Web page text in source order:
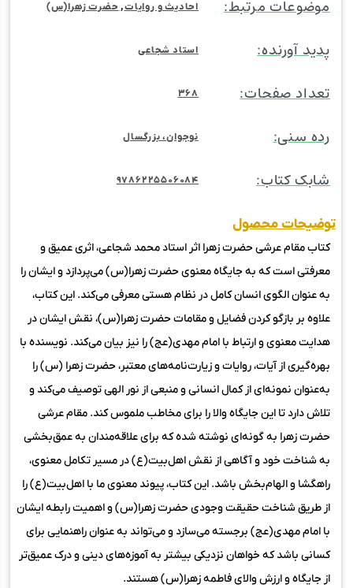
موضوعات مرتبط: احادیث و روایات, حضرت زهرا(س)
پدید آورنده: استاد شجاعی
تعداد صفحات: 368
رده سنی: نوجوان، بزرگسال
شابک کتاب: 9786225506084
توضیحات محصول
کتاب مقام عرشی حضرت زهرا اثر استاد محمد شجاعی، اثری عمیق و
معرفتی است که به جایگاه معنوی حضرت زهرا(س) می‌پردازد و ایشان را
به‌ عنوان الگوی انسان کامل در نظام هستی معرفی می‌کند. این کتاب،
علاوه بر بازگو کردن فضایل و مقامات حضرت زهرا(س)، نقش ایشان در
هدایت معنوی و ارتباط با امام مهدی(عج) را نیز بیان می‌کند. نویسنده با
بهره‌گیری از آیات، روایات و زیارت‌نامه‌های معتبر، حضرت زهرا (س) را
به‌عنوان نمونه‌ای از کمال انسانی و منبعی از نور الهی توصیف می‌کند و
تلاش دارد تا این جایگاه والا را برای مخاطب ملموس کند. مقام عرشی
حضرت زهرا به گونه‌ای نوشته شده که برای علاقه‌مندان به عمق‌بخشی
به شناخت خود و آگاهی از نقش اهل‌بیت(ع) در مسیر تکامل معنوی،
راهگشا و الهام‌بخش باشد. این کتاب، پیوند معنوی ما با اهل‌بیت(ع) را
از طریق شناخت حقیقت وجودی حضرت زهرا(س) و اهمیت رابطه ایشان
با امام مهدی(عج) برجسته می‌سازد و می‌تواند به عنوان راهنمایی برای
کسانی باشد که خواهان نزدیکی بیشتر به آموزه‌های دینی و درک عمیق‌تر
از جایگاه و ارزش والای فاطمه زهرا(س) هستند.